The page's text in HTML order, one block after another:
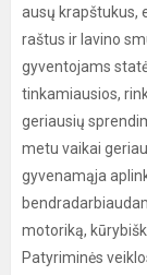
ausų krapštukus,
raštus ir lavino
gyventojams
tinkamiausios,
geriausių
metu vaikai
gyvenamąja
motoriką,
Patyriminės